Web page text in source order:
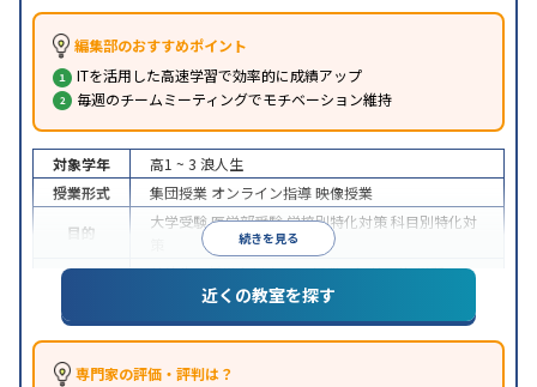
編集部のおすすめポイント
ITを活用した高速学習で効率的に成績アップ
毎週のチームミーティングでモチベーション維持
続きを見る
対象学年 高1 ~ 3 浪人生
授業形式
集団授業 オンライン指導映像授業
目的
大学受験医学部受験学校別特化対策科目別特化対
特待生・奨学金制度あり授業の振替可能学習に
PC・タブレットを利用1科目から受講可能
習のみの受講可
※2024年6月調査。大学受験塾・予備校のアンケート調査方法を参照
近くの教室を探す
専門家の評価・評判は？